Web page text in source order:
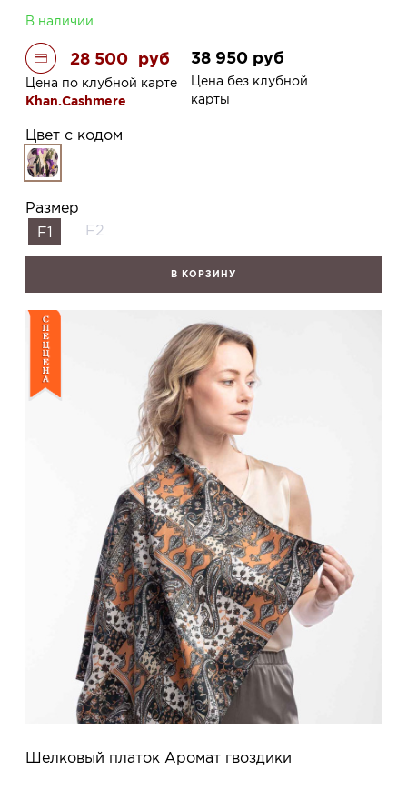
В наличии
28 500 руб
Цена по клубной карте
Khan.Cashmere
38 950 руб
Цена без клубной
карты
Цвет с кодом
Размер
F1
F2
В КОРЗИНУ
Шелковый платок Аромат гвоздики